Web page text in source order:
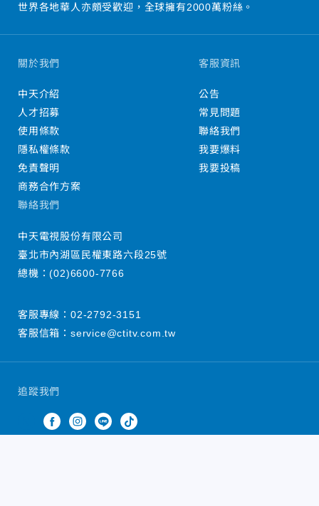
世界各地華人亦頗受歡迎，全球擁有2000萬粉絲。
追蹤我們
關於我們
中天介紹
人才招募
使用條款
隱私權條款
免責聲明
商務合作方案
客服資訊
公告
常見問題
聯絡我們
我要爆料
我要投稿
聯絡我們
中天電視股份有限公司
臺北市內湖區民權東路六段25號
總機：(02)6600-7766
客服專線： 02-2792-3151
客服信箱： service@ctitv.com.tw